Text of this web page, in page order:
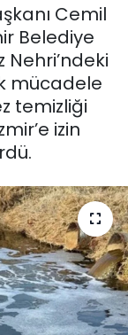
Cemil
Belediye
Nehri’ndeki
mücadele
temizliği
izin